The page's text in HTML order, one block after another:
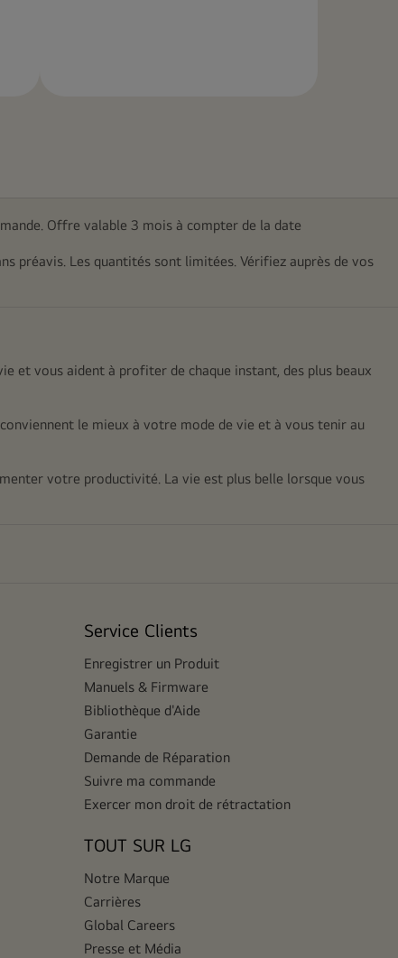
Offre valable 3 mois à compter de la date
préavis. Les quantités sont limitées. Vérifiez auprès de vos
et vous aident à profiter de chaque instant, des plus beaux
le mieux à votre mode de vie et à vous tenir au
votre productivité. La vie est plus belle lorsque vous
Service Clients
Enregistrer un Produit
Manuels & Firmware
Bibliothèque d'Aide
Garantie
Demande de Réparation
Suivre ma commande
Exercer mon droit de rétractation
TOUT SUR LG
Notre Marque
Carrières
Global Careers
Presse et Média